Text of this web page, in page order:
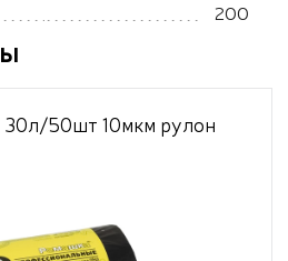
200
50шт 10мкм рулон